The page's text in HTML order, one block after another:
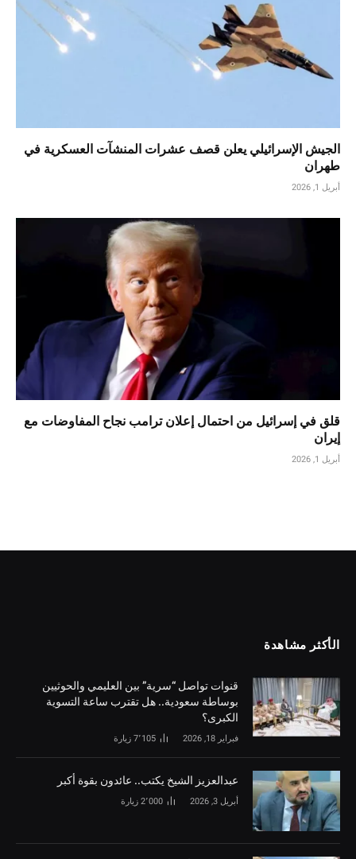
الجيش الإسرائيلي يعلن قصف عشرات المنشآت العسكرية في
طهران
أبريل 1, 2026
قلق في إسرائيل من احتمال إعلان ترامب نجاح المفاوضات مع
إيران
أبريل 1, 2026
الأكثر مشاهدة
قنوات تواصل “سرية” بين العليمي والحوثيين
بوساطة سعودية.. هل تقترب ساعة التسوية
الكبرى؟
فبراير 18, 2026 7٬105 زيارة
‏عبدالعزيز الشيخ يكتب.. عائدون بقوة أكبر
أبريل 3, 2026 2٬000 زيارة